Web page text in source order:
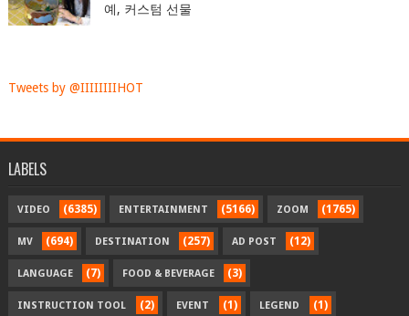
예, 커스텀 선물
Tweets by @IIIIIIIIHOT
LABELS
VIDEO (6385) ENTERTAINMENT (5166) ZOOM (1765)
MV (694) DESTINATION (257) AD POST (12)
LANGUAGE (7) FOOD & BEVERAGE (3)
INSTRUCTION TOOL (2) EVENT (1) LEGEND (1)